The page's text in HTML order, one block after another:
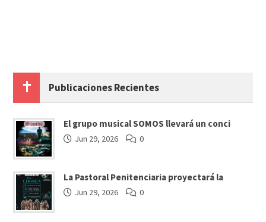
Publicaciones Recientes
El grupo musical SOMOS llevará un conci
Jun 29, 2026 0
La Pastoral Penitenciaria proyectará la
Jun 29, 2026 0